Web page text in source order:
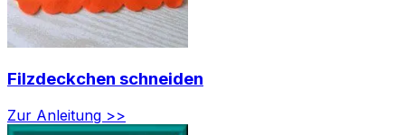
Filzdeckchen schneiden
Zur Anleitung >>